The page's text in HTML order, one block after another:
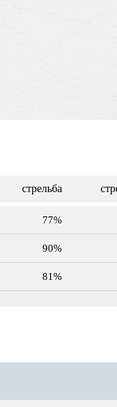
стрельба
77%
90%
81%